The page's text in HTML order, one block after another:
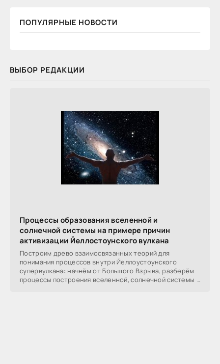
ПОПУЛЯРНЫЕ НОВОСТИ
ВЫБОР РЕДАКЦИИ
Процессы образования вселенной и
солнечной системы на примере причин
активизации Йеллостоунского вулкана
Построим древо взаимосвязанных теорий для
понимания процессов внутри Йеллоустоунского
супервулкана: начнём от Большого Взрыва, разберём
процессы построения вселенной, солнечной системы в